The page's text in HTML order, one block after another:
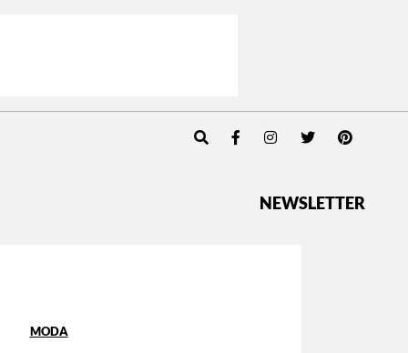
NEWSLETTER
MODA